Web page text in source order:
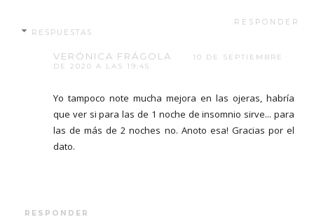
RESPONDER
RESPUESTAS
VERÓNICA FRÁGOLA
10 DE SEPTIEMBRE
DE 2020 A LAS 19:45
Yo tampoco note mucha mejora en las ojeras, habría
que ver si para las de 1 noche de insomnio sirve... para
las de más de 2 noches no. Anoto esa! Gracias por el
dato.
RESPONDER